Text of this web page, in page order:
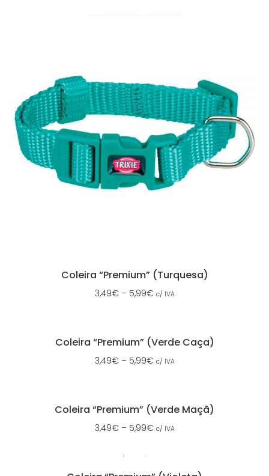
Coleira “Premium” (Turquesa)
3,49€ – 5,99€ c/ IVA
Coleira “Premium” (Verde Caça)
3,49€ – 5,99€ c/ IVA
Coleira “Premium” (Verde Maçã)
3,49€ – 5,99€ c/ IVA